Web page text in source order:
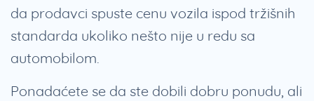
da prodavci spuste cenu vozila ispod tržišnih
standarda ukoliko nešto nije u redu sa
automobilom.
Ponadaćete se da ste dobili dobru ponudu, ali